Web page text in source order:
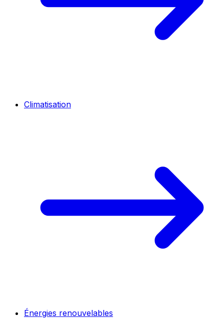
Climatisation
Énergies renouvelables